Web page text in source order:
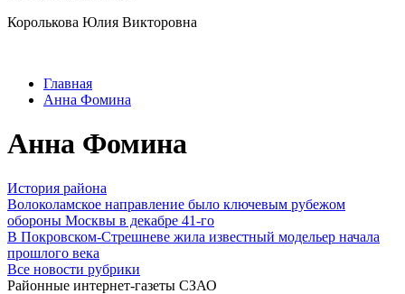
Королькова Юлия Викторовна
Главная
Анна Фомина
Анна Фомина
История района
Волоколамское направление было ключевым рубежом
обороны Москвы в декабре 41-го
В Покровском-Стрешневе жила известный модельер начала
прошлого века
Все новости рубрики
Районные интернет-газеты СЗАО